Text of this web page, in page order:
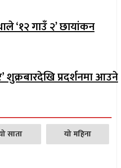
‘१२ गाउँ २’ छायांकन
शुक्रबारदेखि प्रदर्शनमा आउने
साता यो महिना